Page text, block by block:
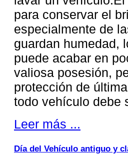
para conservar el
especialmente de
guardan humedad,
puede acabar en
valiosa posesión,
protección de
todo vehículo debe
Leer más ...
Día del Vehículo antiguo y